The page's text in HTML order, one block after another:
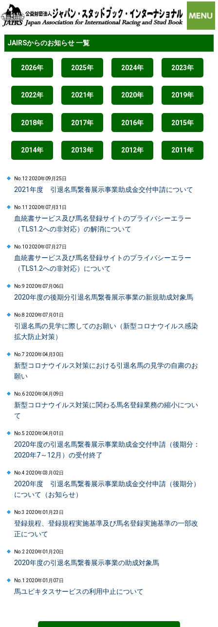
JAIRSからのお知らせ 一覧
2026年 2025年 2024年 2023年
2022年 2021年 2020年 2019年
2018年 2017年 2016年 2015年
2014年 2013年 2012年 2011年
No.12 2020年09月25日
2021年度 引退名馬繋養展示事業助成金交付申請について
No.11 2020年07月31日
血統書サービス及び馬名登録サイトのプライバシーエラー
（TLS1.2への非対応）の解消について
No.10 2020年07月27日
血統書サービス及び馬名登録サイトのプライバシーエラー
（TLS1.2への非対応）について
No.9 2020年07月06日
2020年度の後期分引退名馬繋養展示事業の新規助成対象馬
No.8 2020年07月01日
引退名馬の見学に際してのお願い（新型コロナウイルス感染
拡大防止対策）
No.7 2020年04月30日
新型コロナウイルス対策における引退名馬の見学の自粛のお
願い
No.6 2020年04月09日
新型コロナウイルス対策に関わる馬名登録業務の縮小につい
て
No.5 2020年04月01日
2020年度の引退名馬繋養展示事業助成金交付申請（後期分：
2020年7～12月）の受付終了
No.4 2020年03月02日
2020年度 引退名馬繋養展示事業助成金交付申請（後期分）
について（お知らせ）
No.3 2020年01月23日
登録規程、登録規程実施基準及び馬名登録実施基準の一部改
正について
No.2 2020年01月20日
2020年度の引退名馬繋養展示事業の助成対象馬
No.1 2020年01月07日
馬ユビキタスサービスの利用中止について